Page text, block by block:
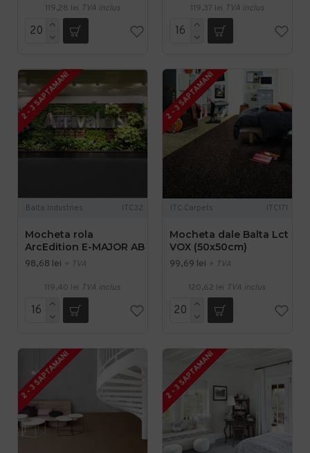
119,28 lei TVA inclus 119,37 lei TVA inclus
2 - 3 SAPTAMANI
Balta Industries ITC32
Mocheta rola
ArcEdition E-MAJOR AB
98,68 lei + TVA
119,40 lei TVA inclus
2 - 3 SAPTAMANI
ITC Carpets ITC171
Mocheta dale Balta Lct
VOX (50x50cm)
99,69 lei + TVA
120,62 lei TVA inclus
2 - 3 SAPTAMANI 2 - 3 SAPTAMANI